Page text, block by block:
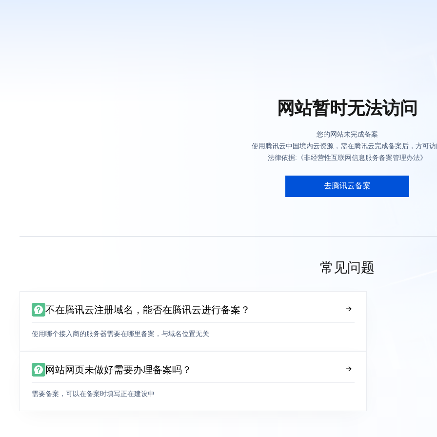
网站暂时无法访问
您的网站未完成备案
使用腾讯云中国境内云资源，需在腾讯云完成备案后，方可
法律依据:《非经营性互联网信息服务备案管理办法》
去腾讯云备案
常见问题
不在腾讯云注册域名，能否在腾讯云进行备案？
使用哪个接入商的服务器需要在哪里备案，与域名位置无关
网站网页未做好需要办理备案吗？
需要备案，可以在备案时填写正在建设中